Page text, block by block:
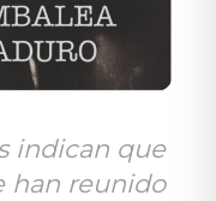
indican que
han reunido